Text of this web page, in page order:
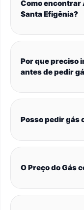
Como encontrar
Santa Efigênia?
Por que preciso
antes de pedir
Posso pedir gás
O Preço do Gás